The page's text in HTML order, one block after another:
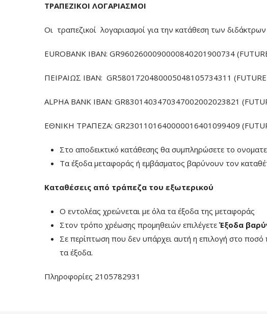
ΤΡΑΠΕΖΙΚΟΙ ΛΟΓΑΡΙΑΣΜΟΙ
Οι τραπεζικοί λογαριασμοί για την κατάθεση των διδάκτρων
EUROBANK IBAN: GR9602600090000840201900734
ΠΕΙΡΑΙΩΣ ΙΒΑΝ: GR5801720480005048105734311 (FUTURE
ALPHA BANK IBAN: GR8301403470347002002023821
ΕΘΝΙΚΗ ΤΡΑΠΕΖΑ: GR2301101640000016401099409
Στο αποδεικτικό κατάθεσης θα συμπληρώσετε το
Τα έξοδα μεταφοράς ή εμβάσματος βαρύνουν τον
Καταθέσεις από τράπεζα του εξωτερικού
Ο εντολέας χρεώνεται με όλα τα έξοδα της μεταφοράς
Στον τρόπο χρέωσης προμηθειών επιλέγετε Έξοδα
Σε περίπτωση που δεν υπάρχει αυτή η επιλογή στο
τα έξοδα.
Πληροφορίες 2105782931